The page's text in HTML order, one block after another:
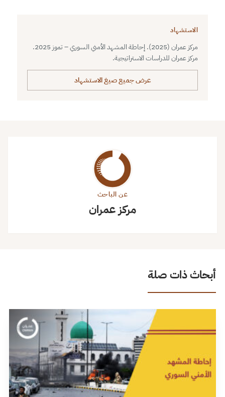
الاستشهاد
مركز عمران (2025). إحاطة المشهد الأمني السوري – تموز 2025.
مركز عمران للدراسات الاستراتيجية.
عرض جميع صيغ الاستشهاد
عن الباحث
مركز عمران
أبحاث ذات صلة